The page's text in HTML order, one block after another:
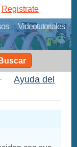
Videotutoriales
Registrate
Buscar
Ayuda del